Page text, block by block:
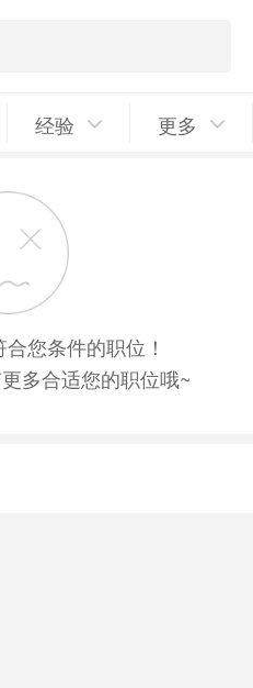
经验 更多
您条件的职位！
多合适您的职位哦~